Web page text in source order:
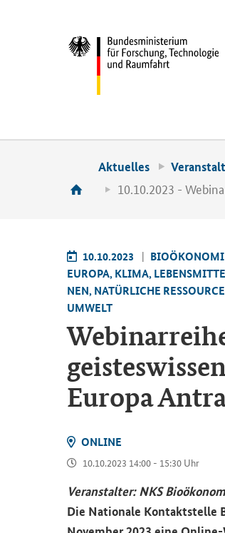
Aktuelles
10.10.2023 -
10.10.2023
EU­RO­PA, KLIMA,
NEN, NA­TÜR­LI­CHE
UM­WELT
Eu­ro­pa
ON­LINE
10.10.2023 14:00 - 15:30 Uhr
Ver­an­stal­ter:NKS
Die Na­tio­na­le Kon­takt­stel­le